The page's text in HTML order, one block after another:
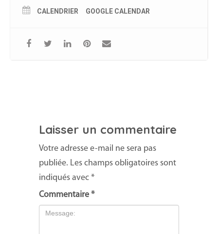
CALENDRIER GOOGLE CALENDAR
Laisser un commentaire
Votre adresse e-mail ne sera pas
publiée. Les champs obligatoires sont
indiqués avec *
Commentaire *